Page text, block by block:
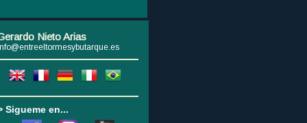
Nieto Arias
Sigueme en...